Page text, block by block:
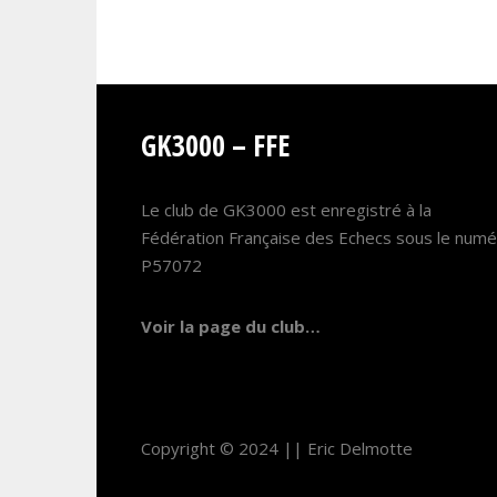
GK3000 – FFE
Le club de GK3000 est enregistré à la
Fédération Française des Echecs sous le
P57072
Voir la page du club…
Copyright © 2024 || Eric Delmotte